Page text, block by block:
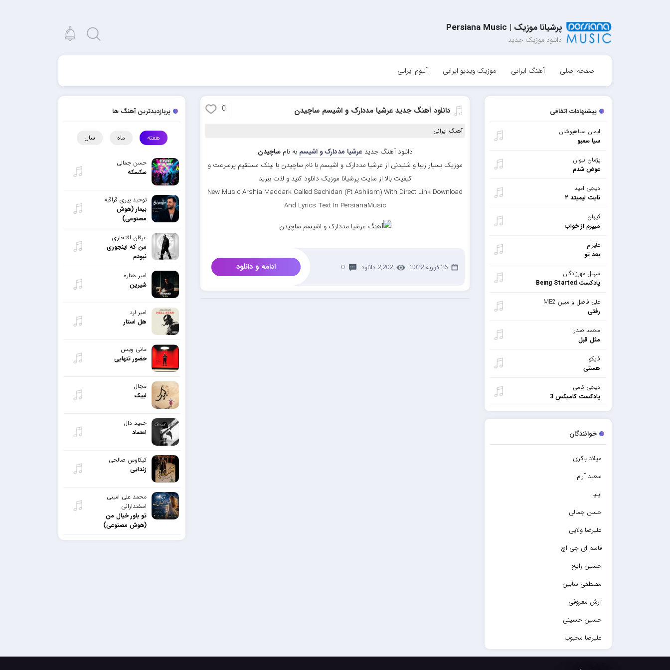
پرشیانا موزیک | Persiana Music
دانلود موزیک جدید
صفحه اصلی آهنگ ایرانی موزیک ویدیو ایرانی آلبوم ایرانی
پیشنهادات اتفاقی
ایمان سیاهپوشان
سیا سمبو
پژمان نیوان
عوض شدم
دیجی امید
نایت لیمیتد ۲
کیهان
میپرم از خواب
علیرام
بعد تو
سهیل مهرزادگان
پادکست Being Started
علی فاضل و مبین ME2
رفتی
محمد صدرا
مثل قبل
فایکو
هستی
دیجی کامی
پادکست کامیکس 3
خوانندگان
میلاد باکری
سعید آرام
ایلیا
حسن جمالی
علیرضا ولایی
قاسم ای جی اچ
حسین رایج
مصطفی سابین
آرش معروفی
حسین حسینی
علیرضا محبوب
حسین حصارکی
دانلود آهنگ جدید عرشیا مددارک و اشیسم ساچیدن 0
آهنگ ایرانی
دانلود آهنگ جدیدعرشیا مددارک و اشیسم به نامساچیدن
موزیک بسیار زیبا و شنیدنی از عرشیا مددارک و اشیسم با نام ساچیدن با لینک مستقیم پرسرعت و
کیفیت بالا از سایت پرشیانا موزیک دانلود کنید و لذت ببرید
New Music Arshia Maddark Called Sachidan (Ft Ashiism) With Direct Link Download
And Lyrics Text In PersianaMusic
26 فوریه 2022 2,202 دانلود 0 ادامه و دانلود
پربازدیدترین آهنگ ها
هفته ماه سال
حسن جمالی
سکسکه
توحید پیری قراقیه
بیمار (هوش
مصنوعی)
عرفان افتخاری
من که اینجوری
نبودم
امیر هناره
شیرین
امیر لرد
هل استار
مانی ویس
حضور تنهایی
مجال
لبیک
حمید دال
اعتماد
کیکاوس صالحی
زندایی
محمد علی امینی
اسفندارانی
تو باور خیال من
(هوش مصنوعی)